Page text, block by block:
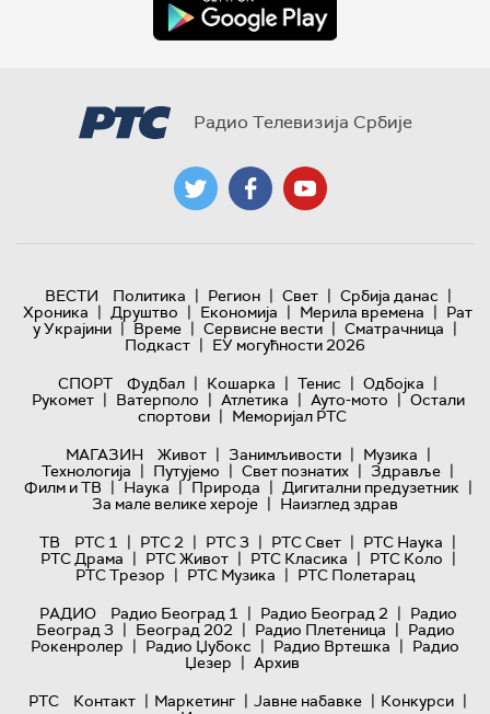
Радио Телевизија Србије
ВЕСТИ Политика | Регион | Свет | Србија данас |
Хроника | Друштво | Економија | Мерила времена | Рат
у Украјини | Време | Сервисне вести | Сматрачница |
Подкаст | ЕУ могућности 2026
СПОРТ
Фудбал | Кошарка | Тенис | Одбојка |
Рукомет | Ватерполо | Атлетика | Ауто-мото | Остали
спортови | Меморијал РТС
МАГАЗИН
Живот | Занимљивости | Музика |
Технологијa | Путујемо | Свет познатих | Здравље |
Филм и ТВ | Наука | Природа | Дигитални предузетник |
За мале велике хероје | Наизглед здрав
ТВ
РТС 1 | РТС 2 | РТС 3 | РТС Свет | РТС Наука |
РТС Драма | РТС Живот | РТС Класика | РТС Коло |
РТС Трезор | РТС Музика | РТС Полетарац
РАДИО
Радио Београд 1 | Радио Београд 2 | Радио
Београд 3 | Београд 202 | Радио Плетеница | Радио
Рокенролер | Радио Џубокс | Радио Вртешка | Радио
Џезер | Архив
РТС
Контакт | Маркетинг | Јавне набавке | Конкурси |